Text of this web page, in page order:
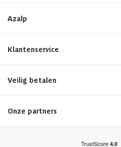
Azalp
Klantenservice
Veilig betalen
Onze partners